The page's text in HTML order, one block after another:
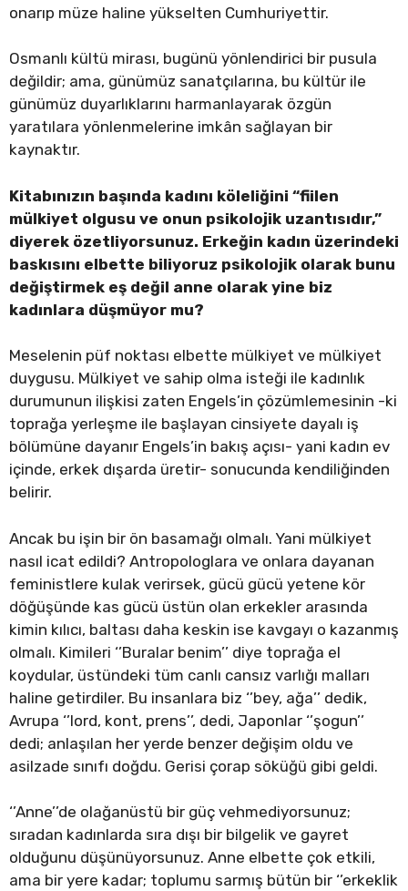
onarıp müze haline yükselten Cumhuriyettir.
Osmanlı kültü mirası, bugünü yönlendirici bir pusula
değildir; ama, günümüz sanatçılarına, bu kültür ile
günümüz duyarlıklarını harmanlayarak özgün
yaratılara yönlenmelerine imkân sağlayan bir
kaynaktır.
Kitabınızın başında kadını köleliğini “fiilen
mülkiyet olgusu ve onun psikolojik uzantısıdır,”
diyerek özetliyorsunuz. Erkeğin kadın üzerindeki
baskısını elbette biliyoruz psikolojik olarak bunu
değiştirmek eş değil anne olarak yine biz
kadınlara düşmüyor mu?
Meselenin püf noktası elbette mülkiyet ve mülkiyet
duygusu. Mülkiyet ve sahip olma isteği ile kadınlık
durumunun ilişkisi zaten Engels’in çözümlemesinin -ki
toprağa yerleşme ile başlayan cinsiyete dayalı iş
bölümüne dayanır Engels’in bakış açısı- yani kadın ev
içinde, erkek dışarda üretir- sonucunda kendiliğinden
belirir.
Ancak bu işin bir ön basamağı olmalı. Yani mülkiyet
nasıl icat edildi? Antropologlara ve onlara dayanan
feministlere kulak verirsek, gücü gücü yetene kör
döğüşünde kas gücü üstün olan erkekler arasında
kimin kılıcı, baltası daha keskin ise kavgayı o kazanmış
olmalı. Kimileri ‘’Buralar benim’’ diye toprağa el
koydular, üstündeki tüm canlı cansız varlığı malları
haline getirdiler. Bu insanlara biz ‘’bey, ağa’’ dedik,
Avrupa ‘’lord, kont, prens’’, dedi, Japonlar ‘’şogun’’
dedi; anlaşılan her yerde benzer değişim oldu ve
asilzade sınıfı doğdu. Gerisi çorap söküğü gibi geldi.
‘’Anne’’de olağanüstü bir güç vehmediyorsunuz;
sıradan kadınlarda sıra dışı bir bilgelik ve gayret
olduğunu düşünüyorsunuz. Anne elbette çok etkili,
ama bir yere kadar; toplumu sarmış bütün bir ‘’erkeklik